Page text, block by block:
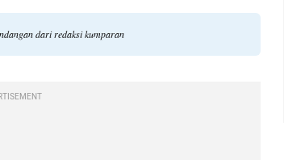
dari redaksi kumparan